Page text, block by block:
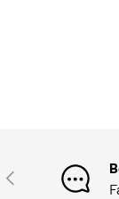
VORHERIGE